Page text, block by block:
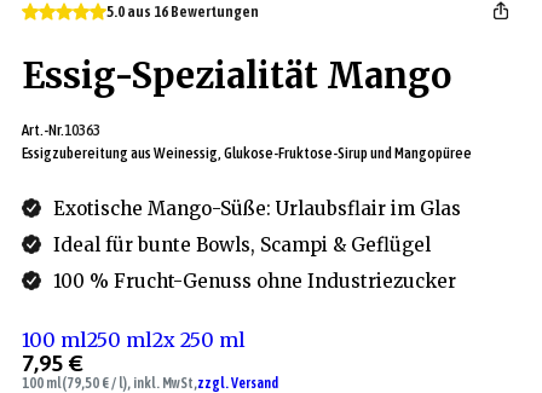
5.0 aus 16 Bewertungen
Essig-Spezialität Mango
Art.-Nr.10363
Essigzubereitung aus Weinessig, Glukose-Fruktose-Sirup und Mangopüree
Exotische Mango-Süße: Urlaubsflair im Glas
Ideal für bunte Bowls, Scampi & Geflügel
100 % Frucht-Genuss ohne Industriezucker
100 ml250 ml2x 250 ml
7,95 €
100 ml(79,50 € / l), inkl. MwSt,zzgl. Versand